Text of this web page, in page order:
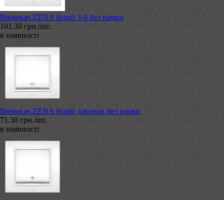
Вимикач ZENA білий 3-й без рамки
101.30 грн./шт.
в наявності
Вимикач ZENA білий дзвоник без рамки
71.30 грн./шт.
в наявності